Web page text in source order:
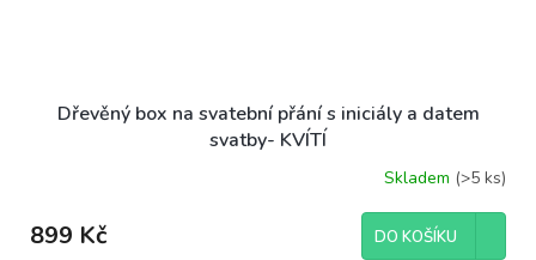
Dřevěný box na svatební přání s iniciály a datem
svatby- KVÍTÍ
Skladem (>5 ks)
899 Kč DO KOŠÍKU